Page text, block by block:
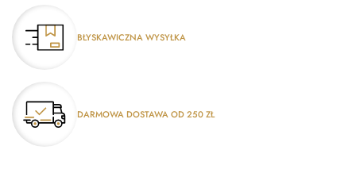
BŁYSKAWICZNA WYSYŁKA
DARMOWA DOSTAWA OD 250 ZŁ